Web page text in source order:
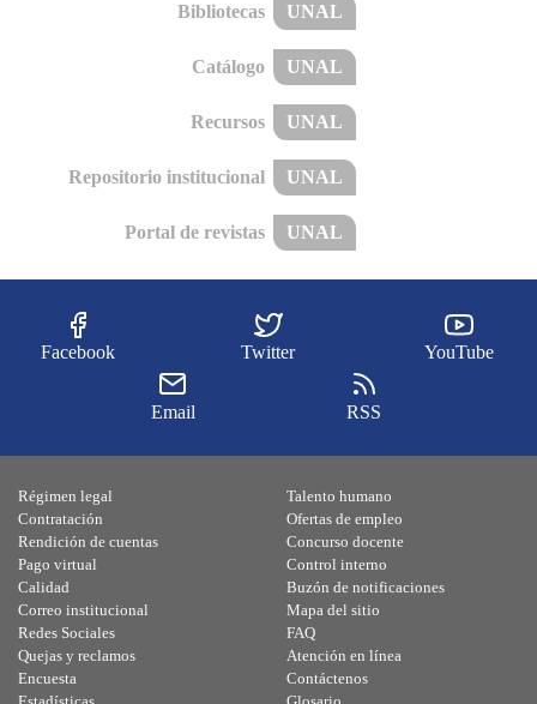
Bibliotecas UNAL
Catálogo UNAL
Recursos UNAL
Repositorio institucional UNAL
Portal de revistas UNAL
Facebook Twitter YouTube
Email RSS
Régimen legal
Contratación
Rendición de cuentas
Pago virtual
Calidad
Talento humano
Ofertas de empleo
Concurso docente
Control interno
Buzón de notificaciones
Correo institucional
Redes Sociales
Quejas y reclamos
Encuesta
Mapa del sitio
FAQ
Atención en línea
Contáctenos